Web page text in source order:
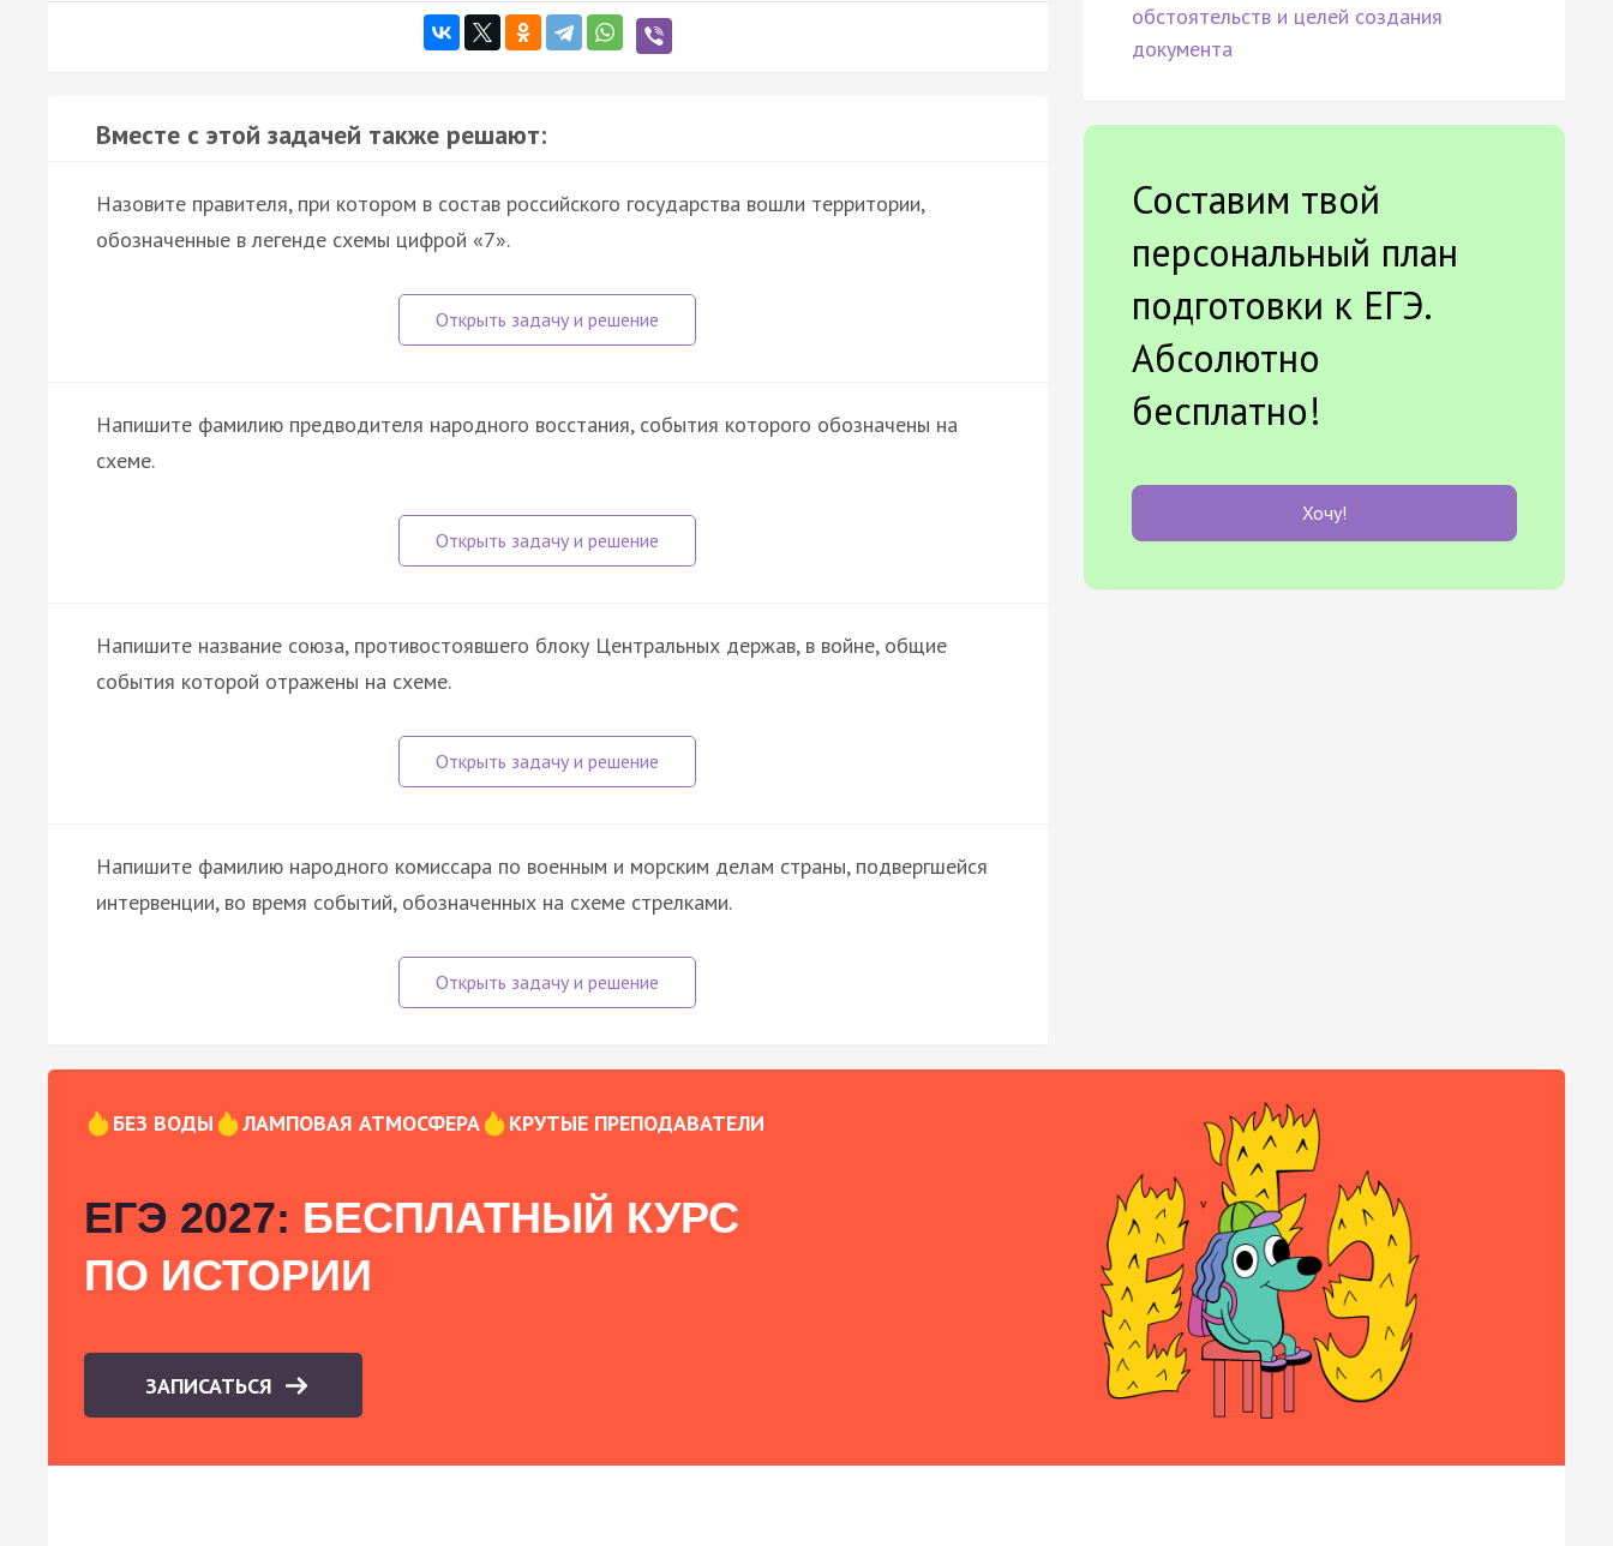
Вместе с этой задачей также решают:
Назовите правителя, при котором в состав российского государства вошли территории,
обозначенные в легенде схемы цифрой «7».
Напишите фамилию предводителя народного восстания, события которого обозначены на
схеме.
Напишите название союза, противостоявшего блоку Центральных держав, в войне, общие
события которой отражены на схеме.
Напишите фамилию народного комиссара по военным и морским делам страны, подвергшейся
интервенции, во время событий, обозначенных на схеме стрелками.
обстоятельств и целей создания
документа
Составим твой
персональный план
подготовки к ЕГЭ.
Абсолютно
бесплатно!
Хочу!
БЕЗ ВОДЫ ЛАМПОВАЯ АТМОСФЕРА КРУТЫЕ ПРЕПОДАВАТЕЛИ
ЕГЭ 2027: БЕСПЛАТНЫЙ КУРС
ПО ИСТОРИИ
ЗАПИСАТЬСЯ